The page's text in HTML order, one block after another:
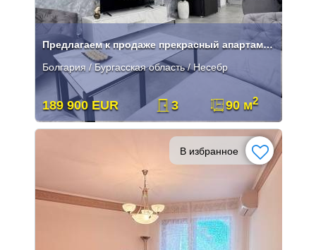
Предлагаем к продаже прекрасный апартаменты с видом на море.
Болгария / Бургасская область / Несебр
189 900 EUR 3 90 м2
В избранное